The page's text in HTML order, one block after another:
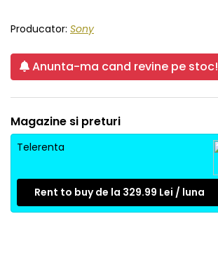
Producator: Sony
Anunta-ma cand revine pe stoc!
Magazine si preturi
Telerenta
Rent to buy de la 329.99 Lei / luna